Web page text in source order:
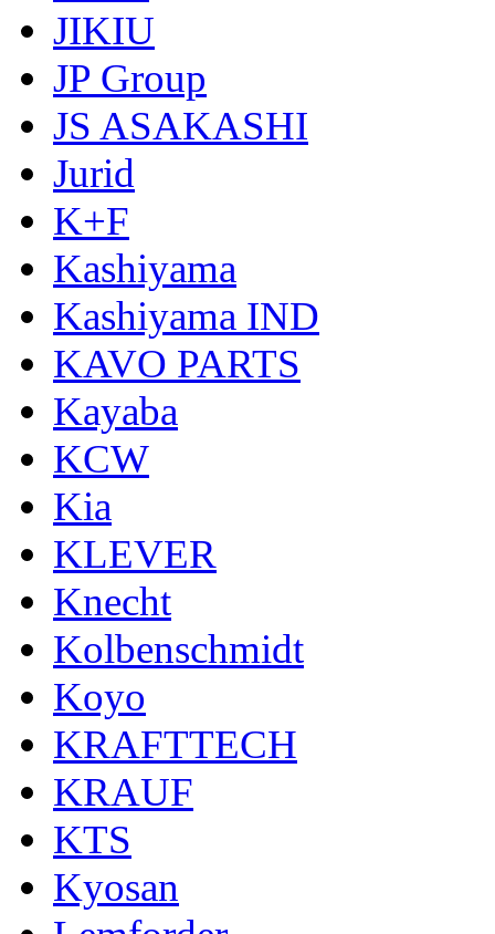
JIKIU
JP Group
JS ASAKASHI
Jurid
K+F
Kashiyama
Kashiyama IND
KAVO PARTS
Kayaba
KCW
Kia
KLEVER
Knecht
Kolbenschmidt
Koyo
KRAFTTECH
KRAUF
KTS
Kyosan